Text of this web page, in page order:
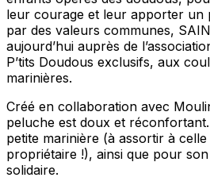
leur courage et leur apporter un
par des valeurs communes,
aujourd’hui auprès de
P’tits Doudous exclusifs, aux
marinières.
Créé en collaboration avec
peluche est doux et
petite marinière (à assortir à
propriétaire !), ainsi que pour
solidaire.